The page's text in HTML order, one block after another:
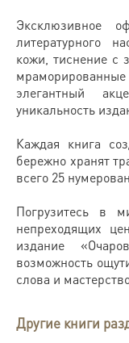
Эксклюзивное
литературного
кожи, тиснение с
элегантный
уникальность
Каждая книга
бережно хранят
всего 25
Погрузитесь в
непреходящих
издание
возможность
слова и
Другие книги